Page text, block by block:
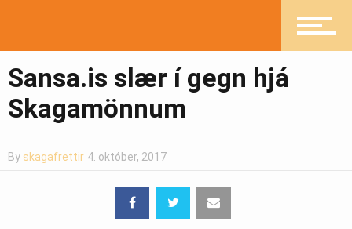
Greinasafn
Sansa.is slær í gegn hjá
Skagamönnum
By skagafrettir 4. október, 2017